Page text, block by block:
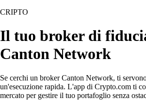
CRIPTO
Il tuo broker di
Canton Network
Se cerchi un broker Canton Network, ti
un'esecuzione rapida. L'app di Crypto.com ti
mercato per gestire il tuo portafoglio senza